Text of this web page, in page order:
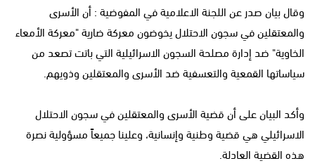
وقال بيان صدر عن اللجنة الاعلامية في المفوضية : أن الأسرى
والمعتقلين في سجون الاحتلال يخوضون معركة ضارية "معركة الأمعاء
الخاوية" ضد إدارة مصلحة السجون الاسرائيلية التي باتت تصعد من
سياساتها القمعية والتعسفية ضد الأسرى والمعتقلين وذويهم.
وأكد البيان على أن قضية الأسرى والمعتقلين في سجون الاحتلال
الاسرائيلي هي قضية وطنية وإنسانية، وعلينا جميعاً مسؤولية نصرة
هذه القضية العادلة.